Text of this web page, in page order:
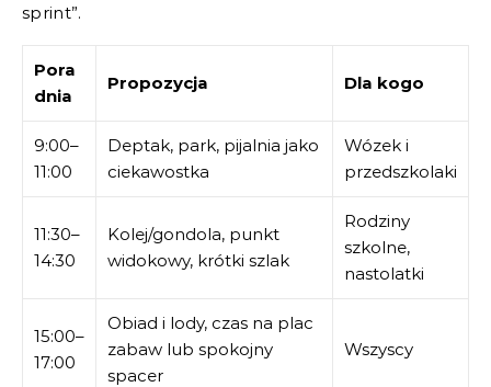
sprint”.
Pora
dnia
Propozycja Dla kogo
9:00–
11:00
Deptak, park, pijalnia jako
ciekawostka
Wózek i
przedszkolaki
11:30–
14:30
Kolej/gondola, punkt
widokowy, krótki szlak
Rodziny
szkolne,
nastolatki
15:00–
17:00
Obiad i lody, czas na plac
zabaw lub spokojny
spacer
Wszyscy